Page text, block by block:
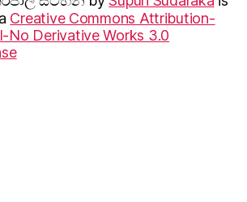
Creative Commons Attribution-
No Derivative Works 3.0